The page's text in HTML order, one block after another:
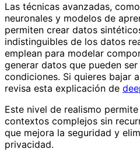
Las técnicas avanzadas,
neuronales y modelos de
permiten crear datos
indistinguibles de los datos
emplean para modelar
generar datos que pueden
condiciones. Si quieres bajar
revisa esta explicación de
Este nivel de realismo
contextos complejos sin
que mejora la seguridad y
privacidad.